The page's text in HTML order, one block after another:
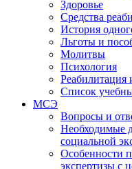
Здоровье
Средства
История
Льготы и
Молитвы
Психология
Реабилитация
Список
МСЭ
Вопросы и
Необходимые
социальной
Особенности
экспертизы с